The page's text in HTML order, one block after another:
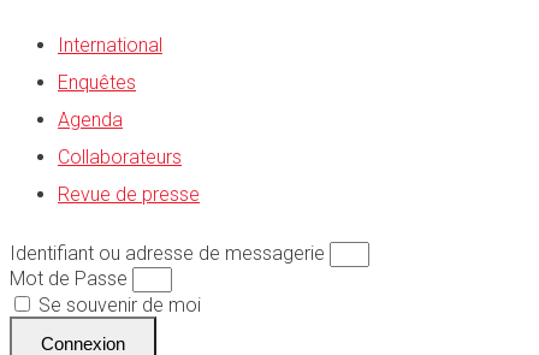
International
Enquêtes
Agenda
Collaborateurs
Revue de presse
Identifiant ou adresse de messagerie
Mot de Passe
Se souvenir de moi
Connexion